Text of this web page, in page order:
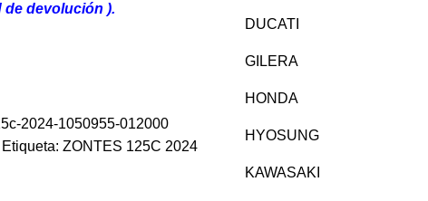
devolución ).
2024-1050955-012000
Etiqueta: ZONTES 125C 2024
DUCATI
GILERA
HONDA
HYOSUNG
KAWASAKI